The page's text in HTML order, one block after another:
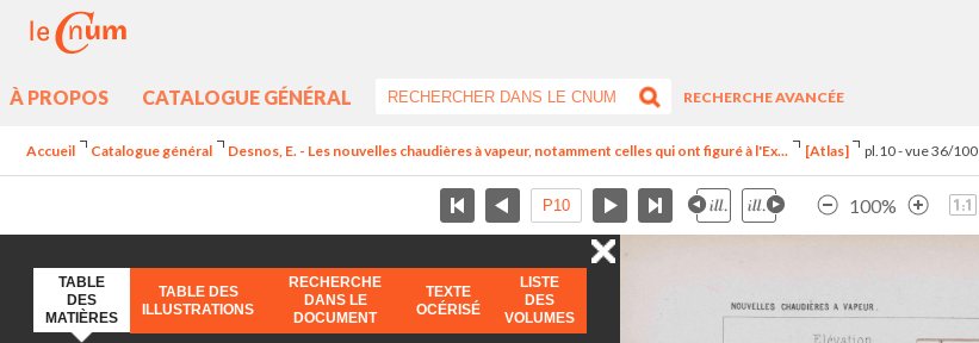
À PROPOS CATALOGUE GÉNÉRAL
RECHERCHE AVANCÉE
Accueil Catalogue général Desnos, E. - Les nouvelles chaudières à vapeur, notamment celles qui ont figuré à l'Ex... [Atlas] pl.10 - vue 36/100
100%
TABLE
DES
MATIÈRES
TABLE DES
ILLUSTRATIONS
RECHERCHE
DANS LE
DOCUMENT
TEXTE
OCÉRISÉ
LISTE
DES
VOLUMES